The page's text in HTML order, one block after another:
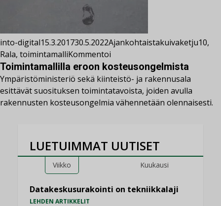
into-digital15.3.201730.5.2022Ajankohtaistakuivaketju10,
Rala, toimintamalliKommentoi
Toimintamallilla eroon kosteusongelmista
Ympäristöministeriö sekä kiinteistö- ja rakennusala
esittävät suosituksen toimintatavoista, joiden avulla
rakennusten kosteusongelmia vähennetään olennaisesti.
LUETUIMMAT UUTISET
Viikko Kuukausi
Datakeskusurakointi on tekniikkalaji
LEHDEN ARTIKKELIT